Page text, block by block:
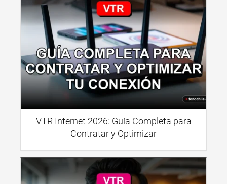
VTR Internet 2026: Guía Completa para
Contratar y Optimizar